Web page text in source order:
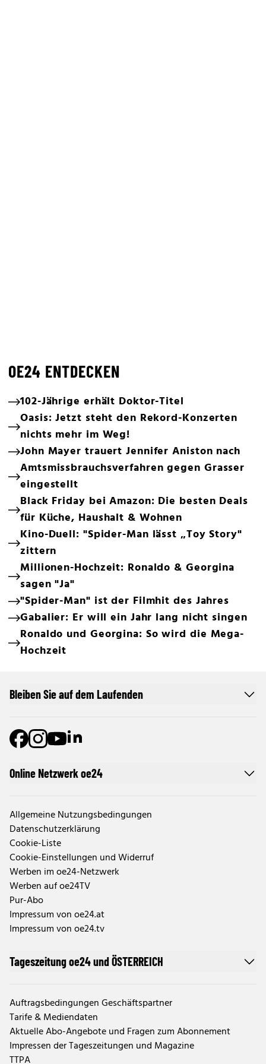
OE24 ENTDECKEN
102-Jährige erhält Doktor-Titel
Oasis: Jetzt steht den Rekord-Konzerten
nichts mehr im Weg!
John Mayer trauert Jennifer Aniston nach
Amtsmissbrauchsverfahren gegen Grasser
eingestellt
Black Friday bei Amazon: Die besten Deals
für Küche, Haushalt & Wohnen
Kino-Duell: "Spider-Man lässt „Toy Story"
zittern
Millionen-Hochzeit: Ronaldo & Georgina
sagen "Ja"
"Spider-Man" ist der Filmhit des Jahres
Gabalier: Er will ein Jahr lang nicht singen
Ronaldo und Georgina: So wird die Mega-
Hochzeit
Online Netzwerk oe24
Allgemeine Nutzungsbedingungen
Datenschutzerklärung
Cookie-Liste
Cookie-Einstellungen und Widerruf
Werben im oe24-Netzwerk
Werben auf oe24TV
Pur-Abo
Impressum von oe24.at
Impressum von oe24.tv
Tageszeitung oe24 und ÖSTERREICH
Auftragsbedingungen Geschäftspartner
Tarife & Mediendaten
Aktuelle Abo-Angebote und Fragen zum Abonnement
Impressen der Tageszeitungen und Magazine
TTPA
Bleiben Sie auf dem Laufenden